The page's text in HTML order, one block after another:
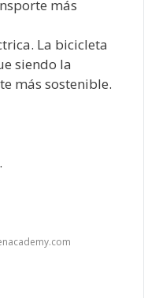
más
La bicicleta
siendo la
más sostenible.